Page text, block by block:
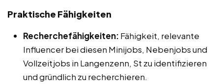
Praktische Fähigkeiten
Recherchefähigkeiten: Fähigkeit, relevante
Influencer bei diesen Minijobs, Nebenjobs und
Vollzeitjobs in Langenzenn, St zu identifizieren
und gründlich zu recherchieren.